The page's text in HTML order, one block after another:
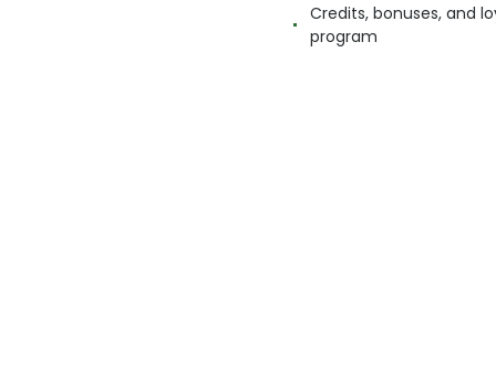
Credits, bonuses, and
program